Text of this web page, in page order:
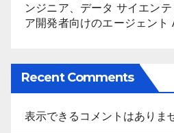
ンジニア、データ サイエン
ア開発者向けのエージェント
Recent Comments
表示できるコメントはありま